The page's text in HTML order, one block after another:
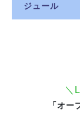
ジュール
＼
「オー